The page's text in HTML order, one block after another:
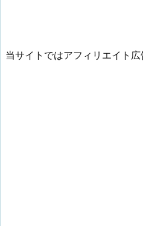
当サイトではアフィリエイト